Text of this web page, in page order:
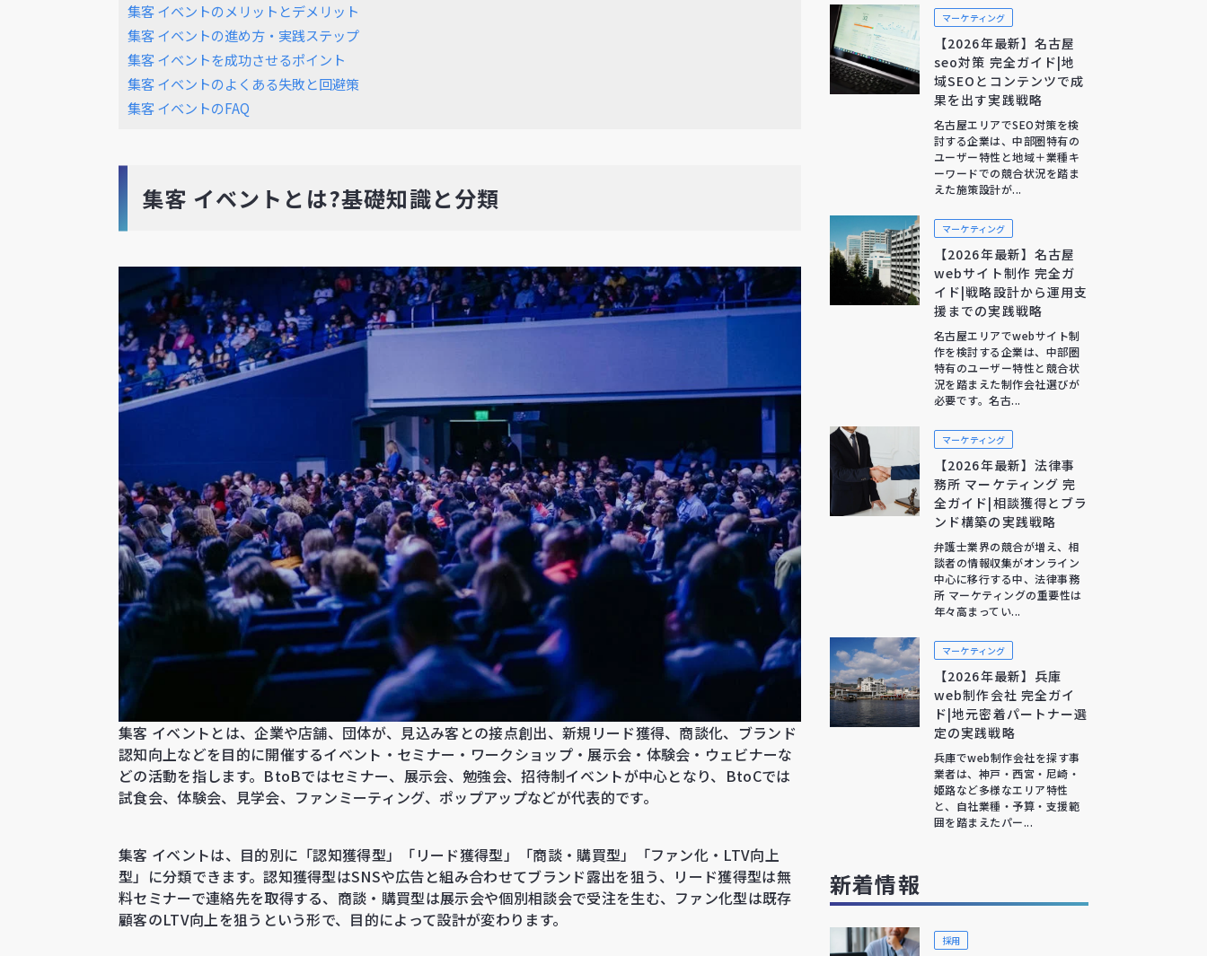
集客 イベントのメリットとデメリット
集客 イベントの進め方・実践ステップ
集客 イベントを成功させるポイント
集客 イベントのよくある失敗と回避策
集客 イベントのFAQ
集客 イベントとは?基礎知識と分類
集客 イベントとは、企業や店舗、団体が、見込み客との接点創出、新規リード獲得、商談化、ブランド
認知向上などを目的に開催するイベント・セミナー・ワークショップ・展示会・体験会・ウェビナーな
どの活動を指します。BtoBではセミナー、展示会、勉強会、招待制イベントが中心となり、BtoCでは
試食会、体験会、見学会、ファンミーティング、ポップアップなどが代表的です。
集客 イベントは、目的別に「認知獲得型」「リード獲得型」「商談・購買型」「ファン化・LTV向上
型」に分類できます。認知獲得型はSNSや広告と組み合わせてブランド露出を狙う、リード獲得型は無
料セミナーで連絡先を取得する、商談・購買型は展示会や個別相談会で受注を生む、ファン化型は既存
顧客のLTV向上を狙うという形で、目的によって設計が変わります。
マーケティング
【2026年最新】名古屋
seo対策 完全ガイド|地
域SEOとコンテンツで成
果を出す実践戦略
名古屋エリアでSEO対策を検
討する企業は、中部圏特有の
ユーザー特性と地域＋業種キ
ーワードでの競合状況を踏ま
えた施策設計が...
マーケティング
【2026年最新】名古屋
webサイト制作 完全ガ
イド|戦略設計から運用支
援までの実践戦略
名古屋エリアでwebサイト制
作を検討する企業は、中部圏
特有のユーザー特性と競合状
況を踏まえた制作会社選びが
必要です。名古...
マーケティング
【2026年最新】法律事
務所 マーケティング 完
全ガイド|相談獲得とブラ
ンド構築の実践戦略
弁護士業界の競合が増え、相
談者の情報収集がオンライン
中心に移行する中、法律事務
所 マーケティングの重要性は
年々高まってい...
マーケティング
【2026年最新】兵庫
web制作会社 完全ガイ
ド|地元密着パートナー選
定の実践戦略
兵庫でweb制作会社を探す事
業者は、神戸・西宮・尼崎・
姫路など多様なエリア特性
と、自社業種・予算・支援範
囲を踏まえたパー...
新着情報
採用